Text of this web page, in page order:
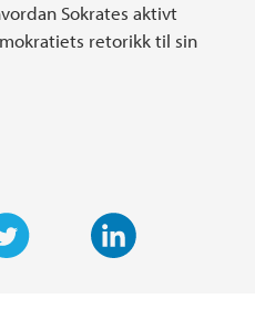
Sokrates aktivt
retorikk til sin